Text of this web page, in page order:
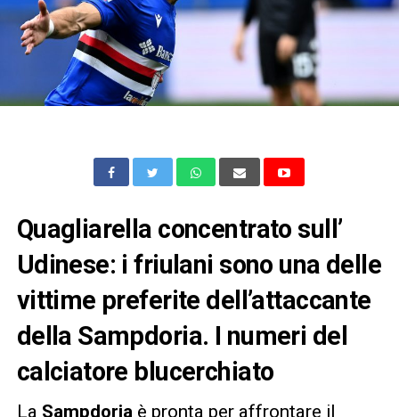
Quagliarella concentrato sull’
Udinese: i friulani sono una delle
vittime preferite dell’attaccante
della Sampdoria. I numeri del
calciatore blucerchiato
La Sampdoriaè pronta per affrontare il